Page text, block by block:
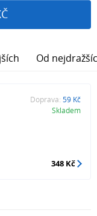
Od
Doprava: 59 Kč
Skladem
348 Kč